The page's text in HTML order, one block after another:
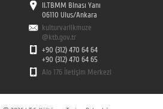
II.TBMM Binası Yanı
06110 Ulus/Ankara
kulturvarlikmuze
@ktb.gov.tr
+90 (312) 470 64 64
+90 (312) 470 64 65
Alo 176 İletişim Merkezi